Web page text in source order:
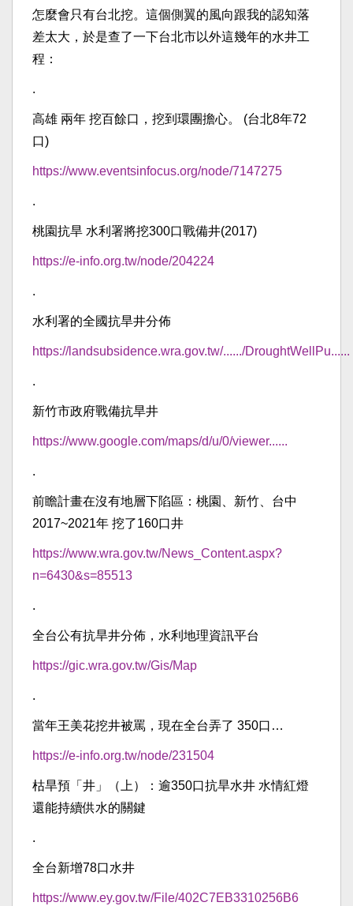
怎麼會只有台北挖。這個側翼的風向跟我的認知落
差太大，於是查了一下台北市以外這幾年的水井工
程：
.
高雄 兩年 挖百餘口，挖到環團擔心。 (台北8年72
口)
https://www.eventsinfocus.org/node/7147275
.
桃園抗旱 水利署將挖300口戰備井(2017)
https://e-info.org.tw/node/204224
.
水利署的全國抗旱井分佈
https://landsubsidence.wra.gov.tw/....../DroughtWellPu......
.
新竹市政府戰備抗旱井
https://www.google.com/maps/d/u/0/viewer......
.
前瞻計畫在沒有地層下陷區：桃園、新竹、台中
2017~2021年 挖了160口井
https://www.wra.gov.tw/News_Content.aspx?
n=6430&s=85513
.
全台公有抗旱井分佈，水利地理資訊平台
https://gic.wra.gov.tw/Gis/Map
.
當年王美花挖井被罵，現在全台弄了 350口…
https://e-info.org.tw/node/231504
枯旱預「井」（上）：逾350口抗旱水井 水情紅燈
還能持續供水的關鍵
.
全台新增78口水井
https://www.ey.gov.tw/File/402C7EB3310256B6